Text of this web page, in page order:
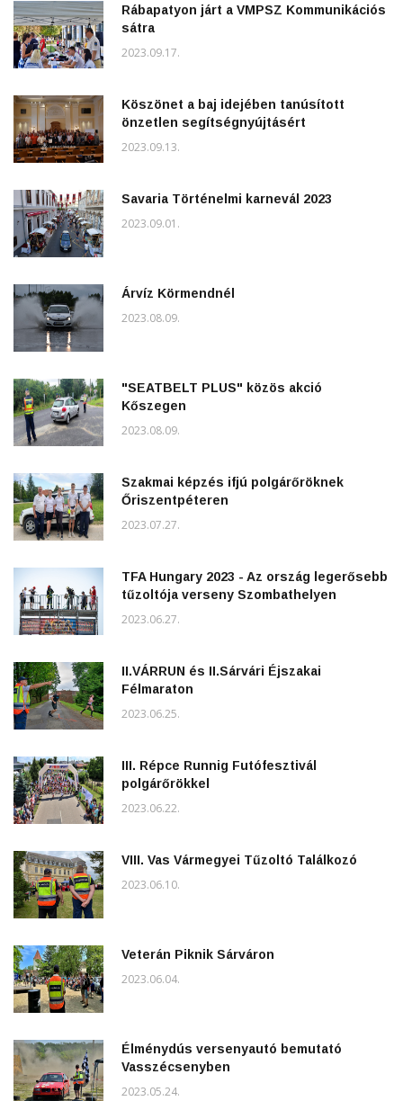
Rábapatyon járt a VMPSZ Kommunikációs
sátra
2023.09.17.
Köszönet a baj idejében tanúsított
önzetlen segítségnyújtásért
2023.09.13.
Savaria Történelmi karnevál 2023
2023.09.01.
Árvíz Körmendnél
2023.08.09.
"SEATBELT PLUS" közös akció
Kőszegen
2023.08.09.
Szakmai képzés ifjú polgárőröknek
Őriszentpéteren
2023.07.27.
TFA Hungary 2023 - Az ország legerősebb
tűzoltója verseny Szombathelyen
2023.06.27.
II.VÁRRUN és II.Sárvári Éjszakai
Félmaraton
2023.06.25.
III. Répce Runnig Futófesztivál
polgárőrökkel
2023.06.22.
VIII. Vas Vármegyei Tűzoltó Találkozó
2023.06.10.
Veterán Piknik Sárváron
2023.06.04.
Élménydús versenyautó bemutató
Vasszécsenyben
2023.05.24.